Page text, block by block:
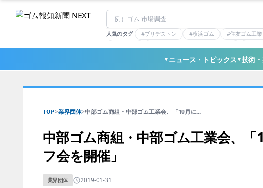
人気のタグ #ブリヂストン #横浜ゴム #住友ゴム工業
#東ソー
▼ ニュース・トピックス ▼技術
TOP>業界団体>中部ゴム商組・中部ゴム工業会、「10月に...
中部ゴム商組・中部ゴム工業会、
フ会を開催」
業界団体 2019-01-31